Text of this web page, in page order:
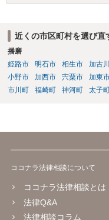
近くの市区町村を選び直
播磨
姫路市
明石市 相生市 加古
小野市
加西市 宍粟市 加東
市川町
福崎町 神河町 太子
ココナラ法律相談について
ココナラ法律相談とは
法律Q&A
法律相談コラム